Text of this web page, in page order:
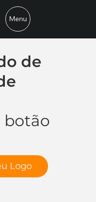
Menu
de
botão
Logo